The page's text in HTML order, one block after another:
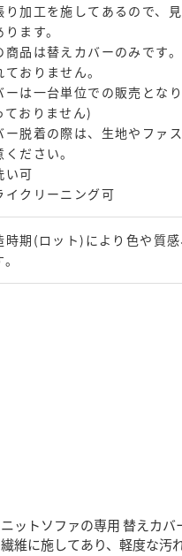
り加工を施してあるので、
ります。
商品は替えカバーのみです
ておりません。
ーは一台単位での販売とな
ておりません)
ー脱着の際は、生地やファ
ください。
い可
イクリーニング可
時期(ロット)により色や質
ットソファの専用 替えカバ
維に施してあり、軽度な